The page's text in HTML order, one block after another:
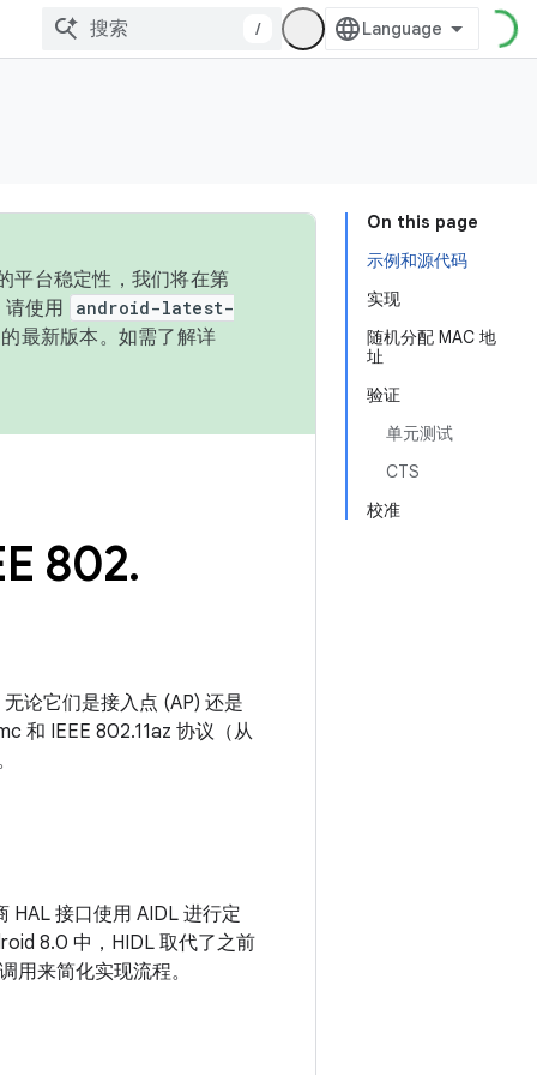
/
On this page
示例和源代码
实现
随机分配 MAC 地
址
验证
单元测试
CTS
校准
平台稳定性，我们将在第
使用
android-latest-
最新版本。如需了解详
802.
论它们是接入点 (AP) 还是
和 IEEE 802.11az 协议（从
HAL 接口使用 AIDL 进行定
8.0 中，HIDL 取代了之前
用来简化实现流程。